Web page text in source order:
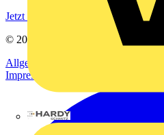
Jetzt registrieren
© 2002-
Allgemeine Geschäftsbedingungen
Impressum